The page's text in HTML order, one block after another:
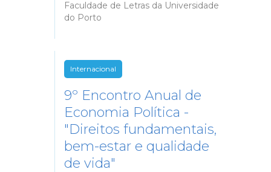
Faculdade de Letras da Universidade
do Porto
Internacional
9º Encontro Anual de
Economia Política -
"Direitos fundamentais,
bem-estar e qualidade
de vida"